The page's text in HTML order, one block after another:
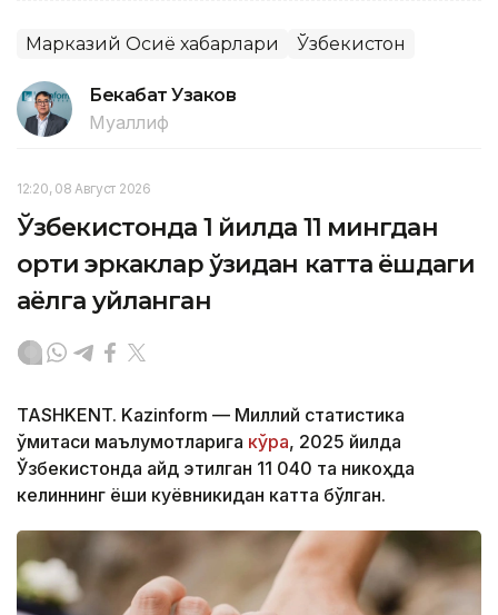
Марказий Осиё хабарлари Ўзбекистон
Бекабат Узаков
Муаллиф
12:20, 08 Август 2026
Ўзбекистонда 1 йилда 11 мингдан
ортиқ эркаклар ўзидан катта ёшдаги
аёлга уйланган
TASHKENT. Kazinform — Миллий статистика
қўмитаси маълумотларига кўра, 2025 йилда
Ўзбекистонда қайд этилган 11 040 та никоҳда
келиннинг ёши куёвникидан катта бўлган.